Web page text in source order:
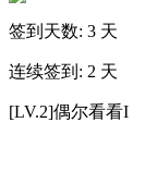
签到天数: 3 天
连续签到: 2 天
[LV.2]偶尔看看I